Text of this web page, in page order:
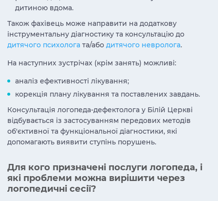
дитиною вдома.
Також фахівець може направити на додаткову
інструментальну діагностику та консультацію до
дитячого психолога та/або дитячого невролога.
На наступних зустрічах (крім занять) можливі:
аналіз ефективності лікування;
корекція плану лікування та поставлених завдань.
Консультація логопеда-дефектолога у Білій Церкві
відбувається із застосуванням передових методів
об'єктивної та функціональної діагностики, які
допомагають виявити ступінь порушень.
Для кого призначені послуги логопеда, і
які проблеми можна вирішити через
логопедичні сесії?